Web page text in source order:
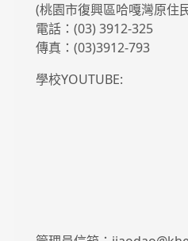
(桃園市復興區哈嘎灣原住
電話：(03) 3912-325
傳真：(03)3912-793
學校YOUTUBE: